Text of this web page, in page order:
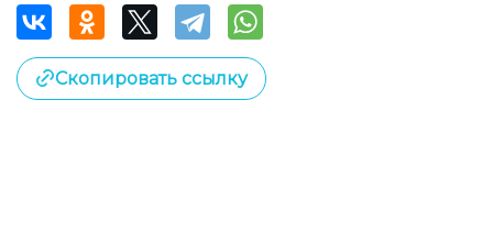
Скопировать ссылку